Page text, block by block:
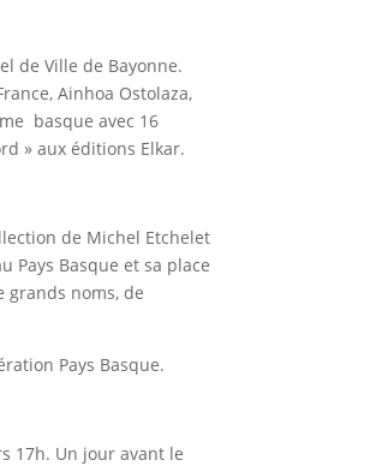
de Ville de Bayonne.
Ainhoa Ostolaza,
basque avec 16
» aux éditions Elkar.
de Michel Etchelet
Pays Basque et sa place
noms, de
Pays Basque.
17h. Un jour avant le